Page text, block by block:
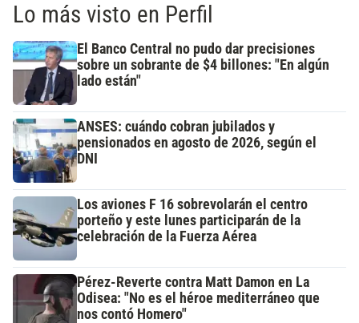
Lo más visto en Perfil
El Banco Central no pudo dar precisiones
sobre un sobrante de $4 billones: "En algún
lado están"
ANSES: cuándo cobran jubilados y
pensionados en agosto de 2026, según el
DNI
Los aviones F 16 sobrevolarán el centro
porteño y este lunes participarán de la
celebración de la Fuerza Aérea
Pérez-Reverte contra Matt Damon en La
Odisea: "No es el héroe mediterráneo que
nos contó Homero"